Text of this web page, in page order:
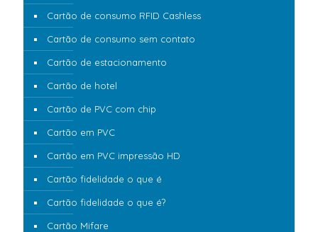
Cartão de consumo RFID Cashless
Cartão de consumo sem contato
Cartão de estacionamento
Cartão de hotel
Cartão de PVC com chip
Cartão em PVC
Cartão em PVC impressão HD
Cartão fidelidade o que é
Cartão fidelidade o que é?
Cartão Mifare